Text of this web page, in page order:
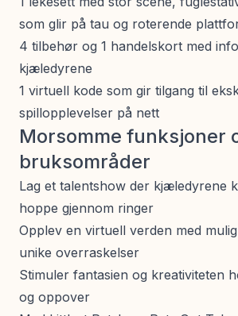
som glir på tau og roterende
4 tilbehør og 1 handelskort med
kjæledyrene
1 virtuell kode som gir tilgang til
spillopplevelser på nett
Morsomme funksjoner
bruksområder
Lag et talentshow der kjæledyrene
hoppe gjennom ringer
Opplev en virtuell verden med
unike overraskelser
Stimuler fantasien og kreativiteten
og oppover